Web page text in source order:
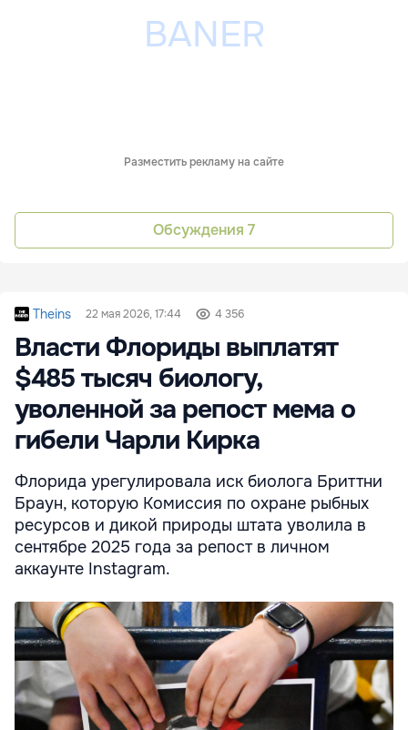
Разместить рекламу на сайте
Обсуждения 7
Theins 22 мая 2026, 17:44 4 356
Власти Флориды выплатят
$485 тысяч биологу,
уволенной за репост мема о
гибели Чарли Кирка
Флорида урегулировала иск биолога Бриттни
Браун, которую Комиссия по охране рыбных
ресурсов и дикой природы штата уволила в
сентябре 2025 года за репост в личном
аккаунте Instagram.